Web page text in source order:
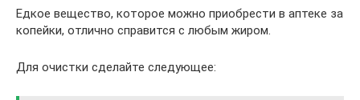
Едкое вещество, которое можно приобрести в аптеке за
копейки, отлично справится с любым жиром.
Для очистки сделайте следующее: